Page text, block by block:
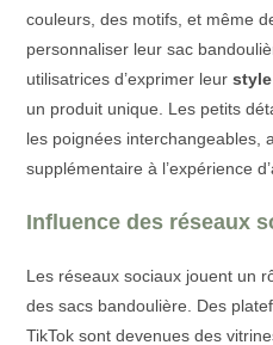
couleurs, des motifs, et même
personnaliser leur sac
utilisatrices d’exprimer leur
un produit unique. Les petits
les poignées interchangeables,
supplémentaire à l’expérience
Influence des réseaux
Les réseaux sociaux jouent un
des sacs bandoulière. Des
TikTok sont devenues des